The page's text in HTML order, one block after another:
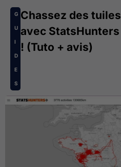
G
U
I
D
E
S
Chassez des tuiles
avec StatsHunters
! (Tuto + avis)